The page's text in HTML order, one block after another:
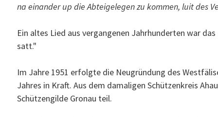
na einander up die Abteigelegen zu kommen, luit des
Ein altes Lied aus vergangenen Jahrhunderten war
satt."
Im Jahre 1951 erfolgte die Neugründung des
Jahres in Kraft. Aus dem damaligen Schützenkreis
Schützengilde Gronau teil.